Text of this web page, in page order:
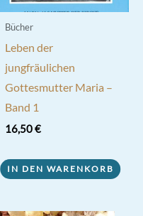
Bücher
Leben der
jungfräulichen
Gottesmutter Maria –
Band 1
16,50€
IN DEN WARENKORB